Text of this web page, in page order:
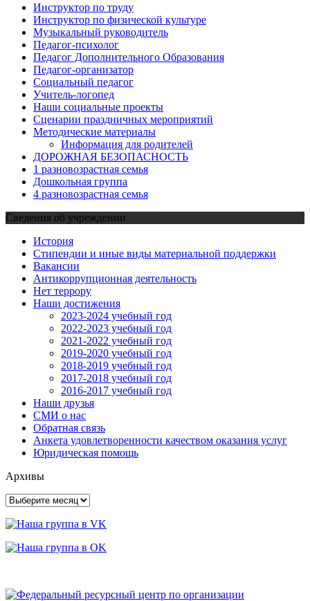
Инструктор по труду
Инструктор по физической культуре
Музыкальный руководитель
Педагог-психолог
Педагог Дополнительного Образования
Педагог-организатор
Социальный педагог
Учитель-логопед
Наши социальные проекты
Сценарии праздничных мероприятий
Методические материалы
Информация для родителей
ДОРОЖНАЯ БЕЗОПАСНОСТЬ
1 разновозрастная семья
Дошкольная группа
4 разновозрастная семья
Сведения об учреждении
История
Стипендии и иные виды материальной поддержки
Вакансии
Антикоррупционная деятельность
Нет террору
Наши достижения
2023-2024 учебный год
2022-2023 учебный год
2021-2022 учебный год
2019-2020 учебный год
2018-2019 учебный год
2017-2018 учебный год
2016-2017 учебный год
Наши друзья
СМИ о нас
Обратная связь
Анкета удовлетворенности качеством оказания услуг
Юридическая помощь
Архивы
Архивы